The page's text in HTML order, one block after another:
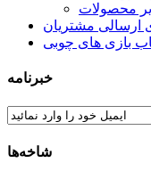
محصولات
مشتریان
بازی های چوبی
خبرنامه
شاخه‌ها